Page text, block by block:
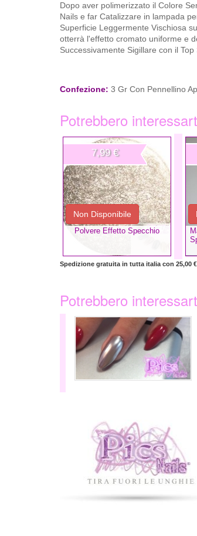
Dopo aver polimerizzato il Colore
Nails e far Catalizzare in lampada
Superficie Leggermente Vischiosa
otterrà l'effetto cromato uniforme e
Successivamente Sigillare con il
Confezione: 3 Gr Con Pennellino
Potrebbero
Polvere Effetto Specchio
7,99 €
Non Disponibile
Spedizione gratuita in tutta italia con 25,00
Potrebbero